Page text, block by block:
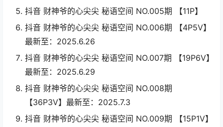
抖音 财神爷的心尖尖 秘语空间 NO.005期 【11P】
抖音 财神爷的心尖尖 秘语空间 NO.006期 【4P5V】
最新至：2025.6.26
抖音 财神爷的心尖尖 秘语空间 NO.007期 【19P6V】
最新至：2025.6.29
抖音 财神爷的心尖尖 秘语空间 NO.008期
【36P3V】最新至：2025.7.3
抖音 财神爷的心尖尖 秘语空间 NO.009期 【15P1V】